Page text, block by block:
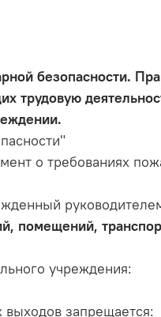
безопасности.
трудовую
о требованиях
помещений,
учреждения:
выходов запрещается: